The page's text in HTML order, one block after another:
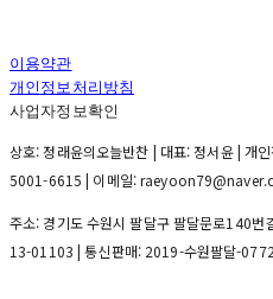
이용약관
개인정보처리방침
사업자정보확인
상호: 정래윤의오늘반찬 | 대표: 정서윤 | 개
5001-6615 | 이메일:
주소: 경기도 수원시 팔달구 팔달문로140
13-01103 | 통신판매: 2019-수원팔달-